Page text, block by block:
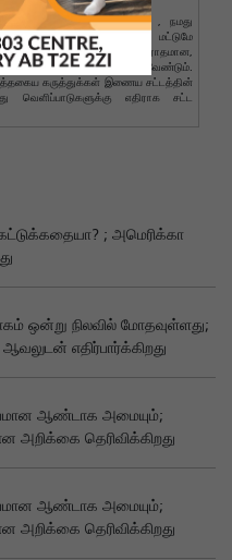
மட்டுமே சொந்தமானது , நமது
ஆசிரியர் மட்டுமே
மோசமான, சட்டவிரோதமான,
வெளியிடுவதைத் தவிர்க்க வேண்டும்.
கருத்துக்கள் இணைய சட்டத்தின்
எதிராக சட்ட
; அமெரிக்கா
ஒன்று நிலவில் மோதவுள்ளது;
எதிர்பார்க்கிறது
ஆண்டாக அமையும்;
அறிக்கை தெரிவிக்கிறது
ஆண்டாக அமையும்;
அறிக்கை தெரிவிக்கிறது